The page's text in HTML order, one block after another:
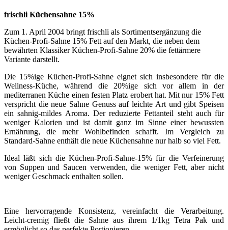
frischli Küchensahne 15%
Zum 1. April 2004 bringt frischli als Sortimentsergänzung die
Küchen-Profi-Sahne 15% Fett auf den Markt, die neben dem
bewährten Klassiker Küchen-Profi-Sahne 20% die fettärmere
Variante darstellt.
Die 15%ige Küchen-Profi-Sahne eignet sich insbesondere für die
Wellness-Küche, während die 20%ige sich vor allem in der
mediterranen Küche einen festen Platz erobert hat. Mit nur 15% Fett
verspricht die neue Sahne Genuss auf leichte Art und gibt Speisen
ein sahnig-mildes Aroma. Der reduzierte Fettanteil steht auch für
weniger Kalorien und ist damit ganz im Sinne einer bewussten
Ernährung, die mehr Wohlbefinden schafft. Im Vergleich zu
Standard-Sahne enthält die neue Küchensahne nur halb so viel Fett.
Ideal läßt sich die Küchen-Profi-Sahne-15% für die Verfeinerung
von Suppen und Saucen verwenden, die weniger Fett, aber nicht
weniger Geschmack enthalten sollen.
Eine hervorragende Konsistenz, vereinfacht die Verarbeitung.
Leicht-cremig fließt die Sahne aus ihrem 1/1kg Tetra Pak und